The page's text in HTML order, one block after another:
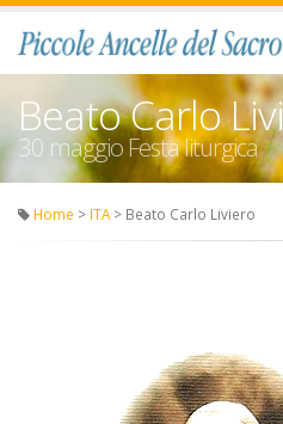
Beato Carlo
30 maggio Festa liturgica
Home > ITA > Beato Carlo Liviero